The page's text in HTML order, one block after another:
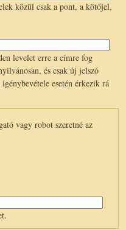
közül csak a pont, a kötőjel,
levelet erre a címre fog
és csak új jelszó
esetén érkezik rá
vagy robot szeretné az